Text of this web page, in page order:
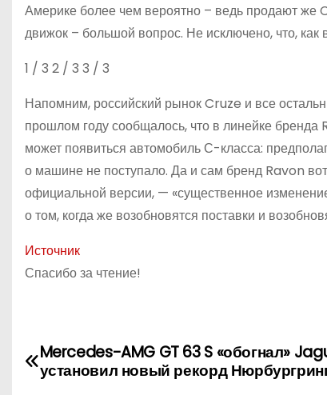
Америке более чем вероятно – ведь продают же
движок – большой вопрос. Не исключено, что,
1 / 3 2 / 3 3 / 3
Напомним, российский рынок Cruze и все
прошлом году сообщалось, что в линейке
может появиться автомобиль С-класса:
о машине не поступало. Да и сам бренд Ravon
официальной версии, — «существенное
о том, когда же возобновятся поставки и
Источник
Спасибо за чтение!
НMercedes-AMG GT 63 S «обогнал»
установил новый рекорд